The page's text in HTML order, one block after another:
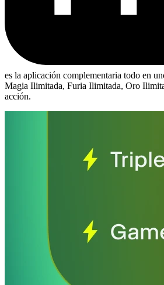
es la aplicación complementaria todo en
Magia Ilimitada, Furia Ilimitada, Oro
acción.